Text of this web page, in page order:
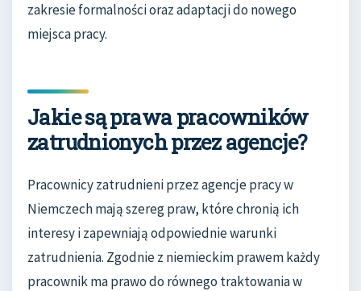
zakresie formalności oraz adaptacji do nowego
miejsca pracy.
Jakie są prawa pracowników
zatrudnionych przez agencje?
Pracownicy zatrudnieni przez agencje pracy w
Niemczech mają szereg praw, które chronią ich
interesy i zapewniają odpowiednie warunki
zatrudnienia. Zgodnie z niemieckim prawem każdy
pracownik ma prawo do równego traktowania w